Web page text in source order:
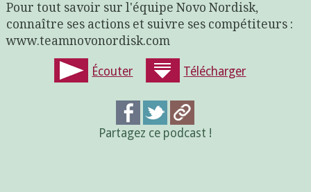
Pour tout savoir sur l'équipe Novo Nordisk,
connaître ses actions et suivre ses compétiteurs :
www.teamnovonordisk.com
Écouter Télécharger
Partagez ce podcast !